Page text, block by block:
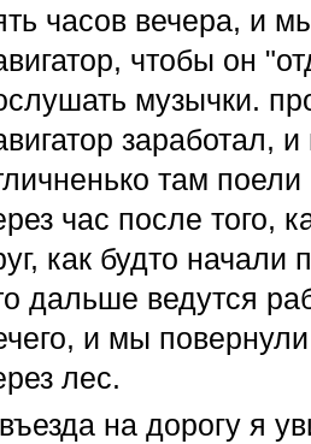
часов вечера, и
чтобы он
музычки.
заработал,
там
час после того,
как будто
дальше ведутся
и мы
лес.
на дорогу я